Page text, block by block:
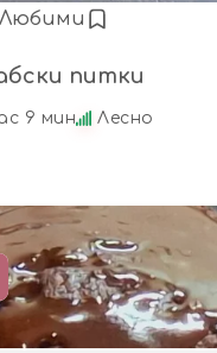
Любими
питки
9 мин Лесно